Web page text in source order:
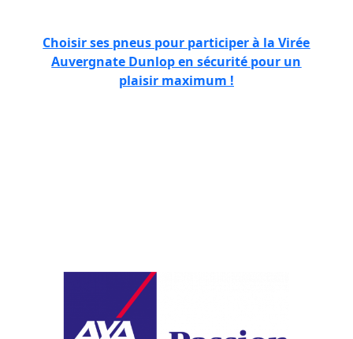
Choisir ses pneus pour participer à la Virée
Auvergnate Dunlop en sécurité pour un
plaisir maximum !